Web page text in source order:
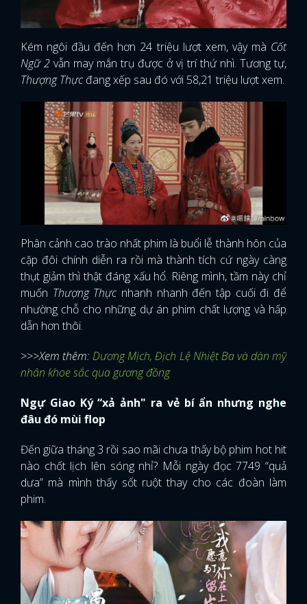
Kém ngôi đầu đến hơn 24 triệu lượt xem, vậy mà Cốt
Ngữ 2 vẫn may mắn trụ được ở vị trí thứ nhì. Tương tự,
Thượng Thựcđang xếp sau đó với 58,21 triệu lượt xem.
Phân cảnh cao trào nhất phim là buổi lễ thành hôn của
cặp đôi chính diễn ra rồi mà thành tích cứ ngày càng
thụt giảm thì thật đáng xấu hổ. Riêng mình, tầm này chỉ
muốn Thượng Thựcnhanh nhanh đến tập cuối đi để
nhường chỗ cho những dự án phim chất lượng và hấp
dẫn hơn thôi.
>>>Xem thêm:Dương Mịch, Địch Lệ Nhiệt Ba và dàn mỹ
nhân khoe sắc qua gương đồng
Ngự Giao Ký “xả ảnh" ra vẻ bí ẩn nhưng nghe
đâu đó mùi flop
Đến giữa tháng 3 rồi sao mãi chưa thấy bộ phim hot hit
nào chốt lịch lên sóng nhỉ? Mỗi ngày đọc 7749 “quả
dưa” mà mình thấy sốt ruột thay cho các đoàn làm
phim.